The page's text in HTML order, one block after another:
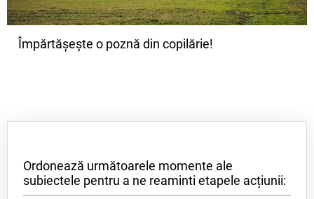
Împărtășește o poznă din copilărie!
Ordonează următoarele momente ale
subiectele pentru a ne reaminti etapele acțiunii: